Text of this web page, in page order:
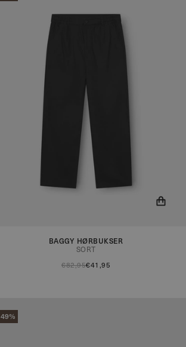
Du får nu besked når produktet er på lager!
BAGGY HØRBUKSER
SORT
€82,95€41,95
49%